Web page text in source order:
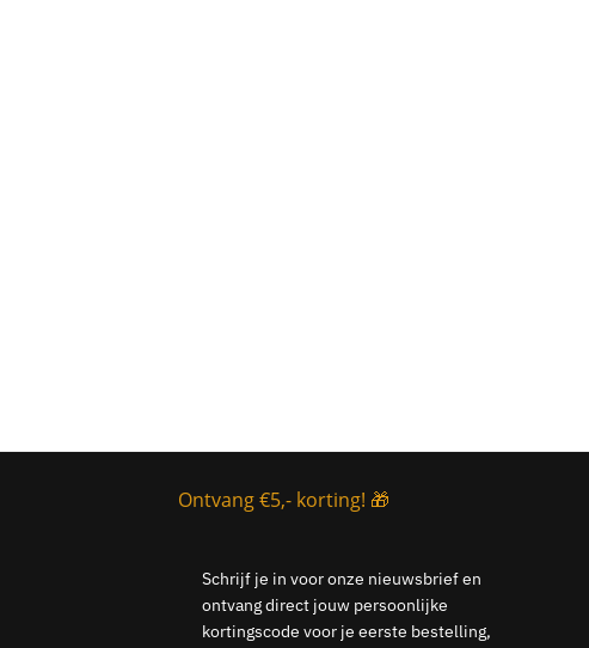
Ontvang €5,- korting! 🎁
Schrijf je in voor onze nieuwsbrief en
ontvang direct jouw persoonlijke
kortingscode voor je eerste bestelling,